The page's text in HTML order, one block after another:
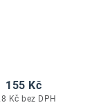
Kč bez DPH
155 Kč